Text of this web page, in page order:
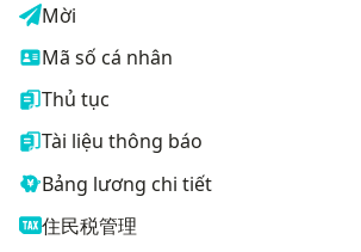
Mời
Mã số cá nhân
Thủ tục
Tài liệu thông báo
Bảng lương chi tiết
住民税管理